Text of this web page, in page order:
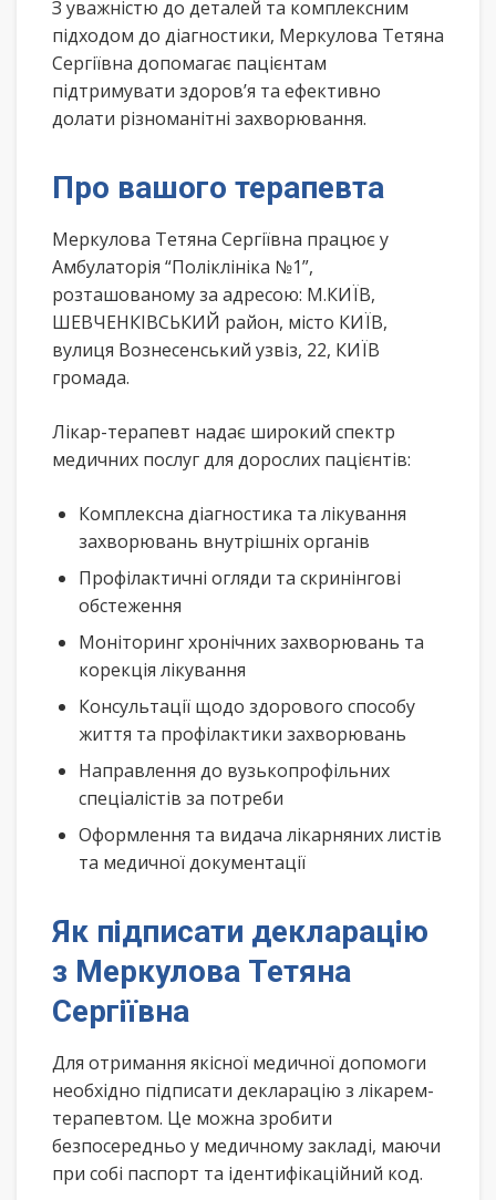
З уважністю до деталей та комплексним
підходом до діагностики, Меркулова Тетяна
Сергіївна допомагає пацієнтам
підтримувати здоров’я та ефективно
долати різноманітні захворювання.
Про вашого терапевта
Меркулова Тетяна Сергіївна працює у
Амбулаторія “Поліклініка №1”,
розташованому за адресою: М.КИЇВ,
ШЕВЧЕНКІВСЬКИЙ район, місто КИЇВ,
вулиця Вознесенський узвіз, 22, КИЇВ
громада.
Лікар-терапевт надає широкий спектр
медичних послуг для дорослих пацієнтів:
Комплексна діагностика та лікування
захворювань внутрішніх органів
Профілактичні огляди та скринінгові
обстеження
Моніторинг хронічних захворювань та
корекція лікування
Консультації щодо здорового способу
життя та профілактики захворювань
Направлення до вузькопрофільних
спеціалістів за потреби
Оформлення та видача лікарняних листів
та медичної документації
Як підписати декларацію
з Меркулова Тетяна
Сергіївна
Для отримання якісної медичної допомоги
необхідно підписати декларацію з лікарем-
терапевтом. Це можна зробити
безпосередньо у медичному закладі, маючи
при собі паспорт та ідентифікаційний код.